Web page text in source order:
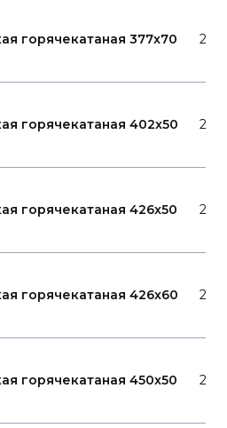
горячекатаная 377x70 20
горячекатаная 402x50 20
горячекатаная 426x50 20
горячекатаная 426x60 20
горячекатаная 450x50 20